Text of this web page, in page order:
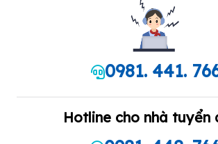
0981. 441.
Hotline cho nhà tuyển